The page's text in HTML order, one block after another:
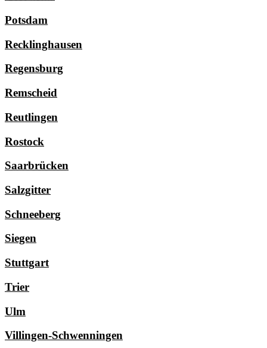
Potsdam
Recklinghausen
Regensburg
Remscheid
Reutlingen
Rostock
Saarbrücken
Salzgitter
Schneeberg
Siegen
Stuttgart
Trier
Ulm
Villingen-Schwenningen